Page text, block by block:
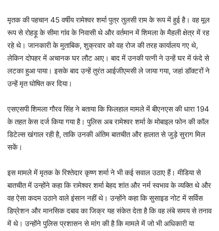
मृतक की पहचान 45 वर्षीय रामेश्वर शर्मा पुत्र तुलसी राम के रूप में हुई है। वह मूल
रूप से रोहड़ू के सीमा गांव के निवासी थे और वर्तमान में शिमला के मैहली क्षेत्र में रह
रहे थे। जानकारी के मुताबिक, शुक्रवार को वह रोज की तरह कार्यालय गए थे,
लेकिन दोपहर में अचानक घर लौट आए। बाद में उनकी पत्नी ने उन्हें घर में फंदे से
लटका हुआ पाया। इसके बाद उन्हें तुरंत आईजीएमसी ले जाया गया, जहां डॉक्टरों ने
उन्हें मृत घोषित कर दिया।
एसएसपी शिमला गौरव सिंह ने बताया कि फिलहाल मामले में बीएनएस की धारा 194
के तहत केस दर्ज किया गया है। पुलिस अब रामेश्वर शर्मा के मोबाइल फोन की कॉल
डिटेल्स खंगाल रही है, ताकि उनकी अंतिम बातचीत और हालात से जुड़े सुराग मिल
सकें।
इस मामले में मृतक के रिश्तेदार कृष्ण शर्मा ने भी कई सवाल उठाए हैं। मीडिया से
बातचीत में उन्होंने कहा कि रामेश्वर शर्मा बेहद शांत और नर्म स्वभाव के व्यक्ति थे और
वह ऐसा कदम उठाने वाले इंसान नहीं थे। उन्होंने कहा कि सुसाइड नोट में सर्विस
डिप्रेशन और मानसिक दबाव का जिक्र यह संकेत देता है कि वह लंबे समय से तनाव
में थे। उन्होंने पुलिस प्रशासन से मांग की है कि मामले में जो भी अधिकारी या